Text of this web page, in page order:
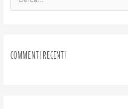
a
COMMENTI RECENTI